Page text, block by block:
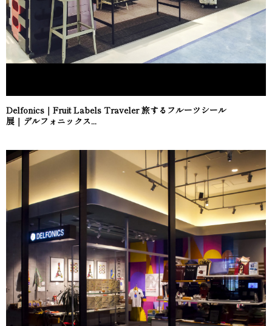
Delfonics｜Fruit Labels Traveler 旅するフルーツシール
展｜デルフォニックス...